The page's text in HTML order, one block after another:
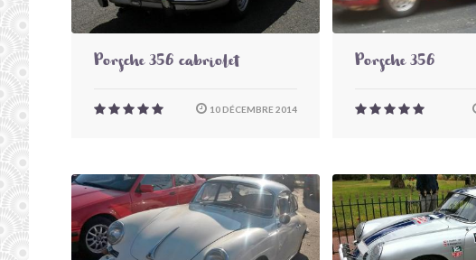
Porsche 356 cabriolet
10 DÉCEMBRE 2014
Porsche 356